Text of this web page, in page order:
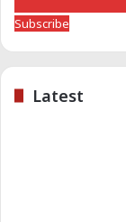
Subscribe
Latest